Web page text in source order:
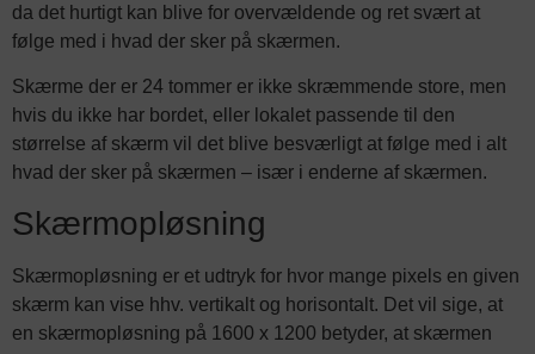
da det hurtigt kan blive for overvældende og ret svært at
følge med i hvad der sker på skærmen.
Skærme der er 24 tommer er ikke skræmmende store, men
hvis du ikke har bordet, eller lokalet passende til den
størrelse af skærm vil det blive besværligt at følge med i alt
hvad der sker på skærmen – især i enderne af skærmen.
Skærmopløsning
Skærmopløsning er et udtryk for hvor mange pixels en given
skærm kan vise hhv. vertikalt og horisontalt. Det vil sige, at
en skærmopløsning på 1600 x 1200 betyder, at skærmen